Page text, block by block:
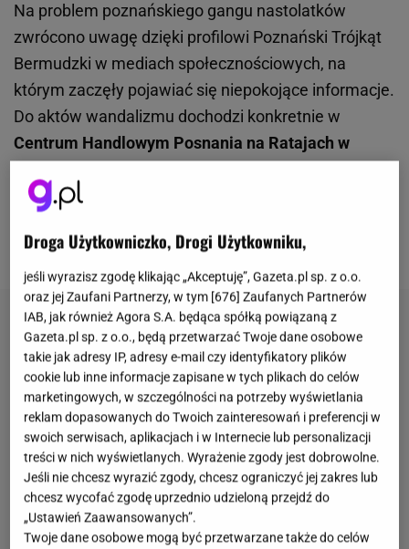
Na problem poznańskiego gangu nastolatków
zwrócono uwagę dzięki profilowi Poznański Trójkąt
Bermudzki w mediach społecznościowych, na
którym zaczęły pojawiać się niepokojące informacje.
Do aktów wandalizmu dochodzi konkretnie w
Centrum Handlowym Posnania na Ratajach w
zaledwie 13 lat. Młodzież zachowuje się agresywnie
wiele doniesień mówi obierności ochrony
Droga Użytkowniczko, Drogi Użytkowniku,
jeśli wyrazisz zgodę klikając „Akceptuję”, Gazeta.pl sp. z o.o.
oraz jej Zaufani Partnerzy, w tym [676] Zaufanych Partnerów
IAB, jak również Agora S.A. będąca spółką powiązaną z
Gazeta.pl sp. z o.o., będą przetwarzać Twoje dane osobowe
takie jak adresy IP, adresy e-mail czy identyfikatory plików
cookie lub inne informacje zapisane w tych plikach do celów
marketingowych, w szczególności na potrzeby wyświetlania
reklam dopasowanych do Twoich zainteresowań i preferencji w
swoich serwisach, aplikacjach i w Internecie lub personalizacji
treści w nich wyświetlanych. Wyrażenie zgody jest dobrowolne.
Jeśli nie chcesz wyrazić zgody, chcesz ograniczyć jej zakres lub
chcesz wycofać zgodę uprzednio udzieloną przejdź do
„Ustawień Zaawansowanych”.
Twoje dane osobowe mogą być przetwarzane także do celów